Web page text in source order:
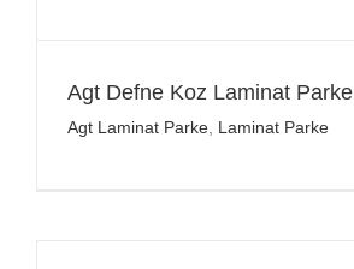
Agt Defne Koz Laminat Parke
Agt Laminat Parke Laminat Parke